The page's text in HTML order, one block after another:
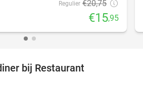
Regulier €20,75
€15,95
bij Restaurant